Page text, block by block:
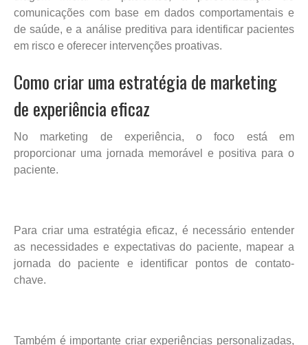
comunicações com base em dados comportamentais e
de saúde, e a análise preditiva para identificar pacientes
em risco e oferecer intervenções proativas.
Como criar uma estratégia de marketing
de experiência eficaz
No marketing de experiência, o foco está em
proporcionar uma jornada memorável e positiva para o
paciente.
Para criar uma estratégia eficaz, é necessário entender
as necessidades e expectativas do paciente, mapear a
jornada do paciente e identificar pontos de contato-
chave.
Também é importante criar experiências personalizadas,